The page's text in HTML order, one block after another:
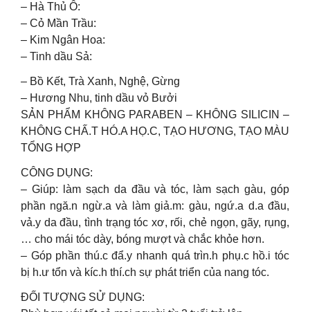
– Hà Thủ Ô:
– Cỏ Mần Trầu:
– Kim Ngân Hoa:
– Tinh dầu Sả:
– Bồ Kết, Trà Xanh, Nghệ, Gừng
– Hương Nhu, tinh dầu vỏ Bưởi
SẢN PHẨM KHÔNG PARABEN – KHÔNG SILICIN –
KHÔNG CHẤ.T HÓ.A HỌ.C, TẠO HƯƠNG, TẠO MÀU
TỔNG HỢP
CÔNG DỤNG:
– Giúp: làm sạch da đầu và tóc, làm sạch gàu, góp
phần ngă.n ngừ.a và làm giả.m: gàu, ngứ.a d.a đầu,
vả.y da đầu, tình trạng tóc xơ, rối, chẻ ngọn, gãy, rụng,
… cho mái tóc dày, bóng mượt và chắc khỏe hơn.
– Góp phần thú.c đẩ.y nhanh quá trìn.h phụ.c hồ.i tóc
bị h.ư tổn và kíc.h thí.ch sự phát triển của nang tóc.
ĐỐI TƯỢNG SỬ DỤNG: